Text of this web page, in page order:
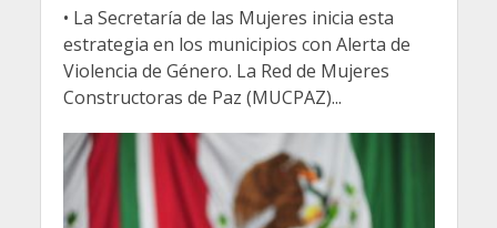
• La Secretaría de las Mujeres inicia esta
estrategia en los municipios con Alerta de
Violencia de Género. La Red de Mujeres
Constructoras de Paz (MUCPAZ)...